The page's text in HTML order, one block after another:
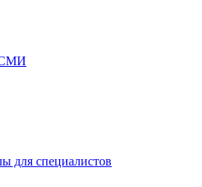
СМИ
для специалистов